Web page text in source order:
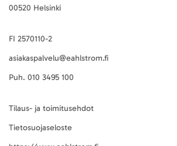
00520 Helsinki
FI 2570110-2
asiakaspalvelu@eahlstrom.fi
Puh. 010 3495 100
Tilaus- ja toimitusehdot
Tietosuojaseloste